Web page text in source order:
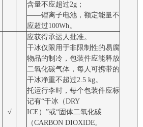
含量不应超过2g；
――锂离子电池，额定能量不
应超过100Wh。
√
应获得承运人批准。
干冰仅限用于非限制性的易腐
物品的制冷，包装件应能释放
二氧化碳气体，每人可携带的
干冰净重不超过2.5 kg。
托运行李时，每个包装件应标
记有“干冰（DRY
ICE）”或“固体二氧化碳
（CARBON DIOXIDE,